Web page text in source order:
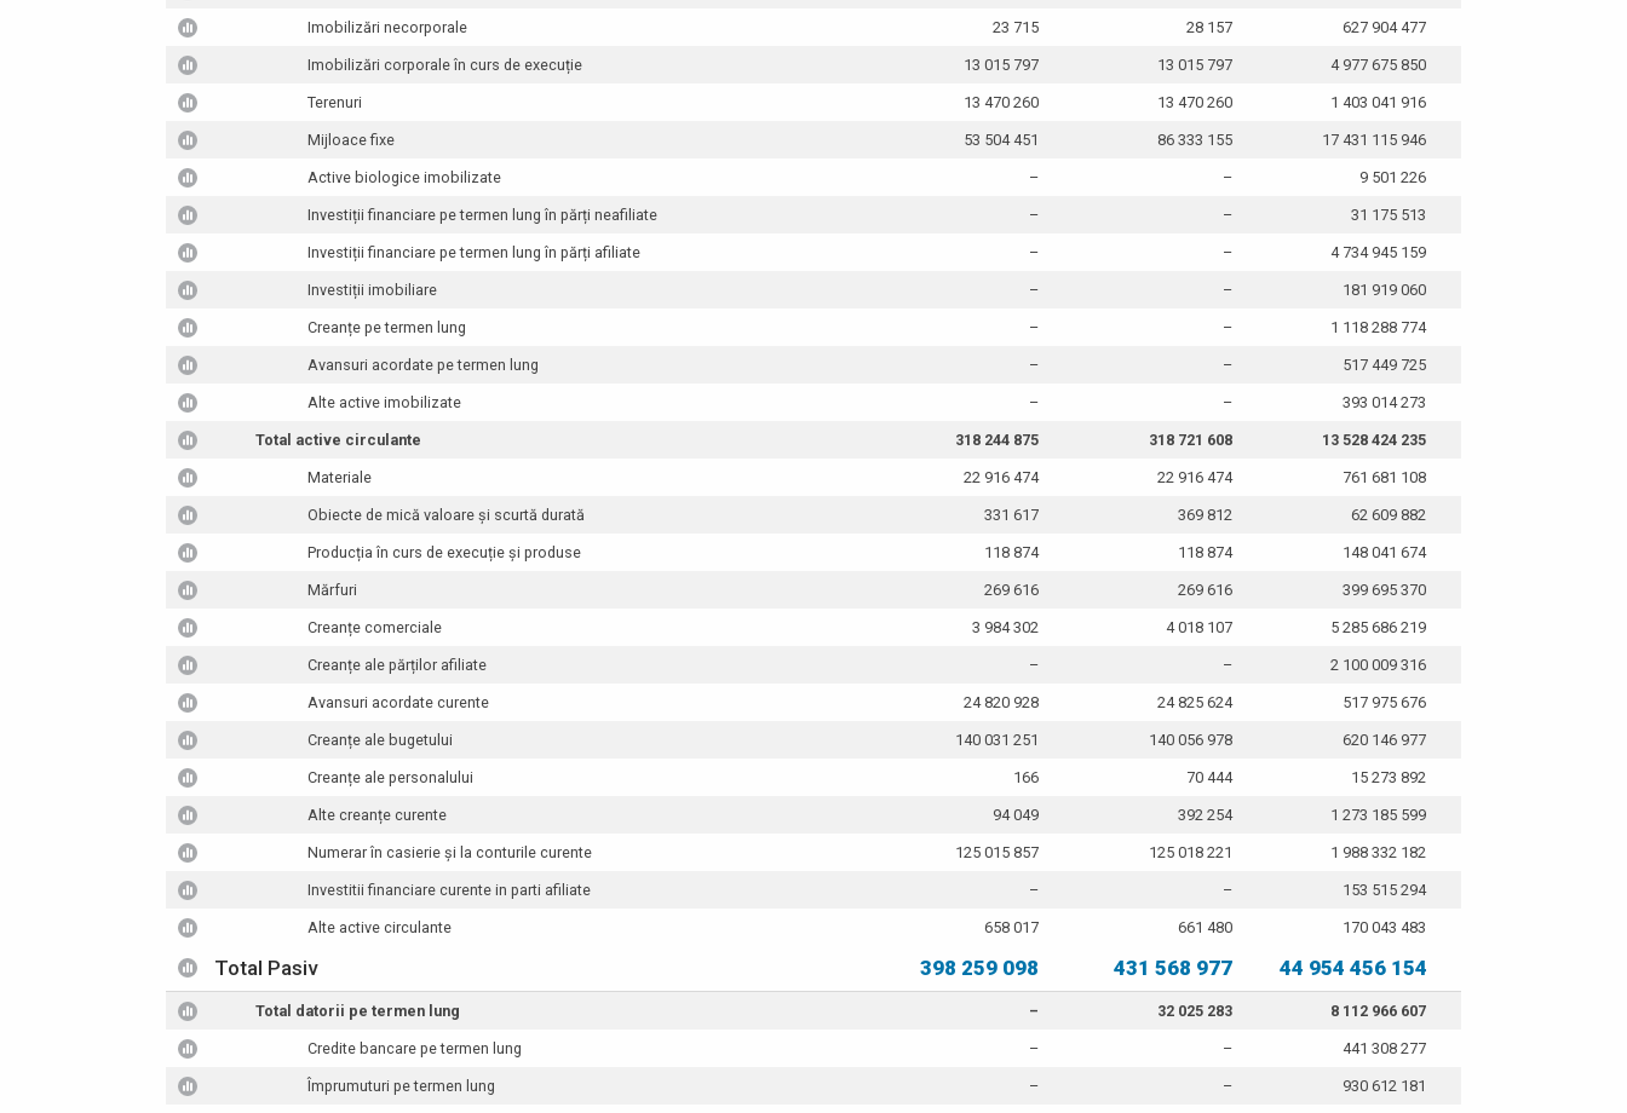
Imobilizări necorporale 23 715 28 157 627 904 477
Imobilizări corporale în curs de execuție 13 015 797 13 015 797 4 977 675 850
Terenuri 13 470 260 13 470 260 1 403 041 916
Mijloace fixe 53 504 451 86 333 155 17 431 115 946
Active biologice imobilizate – – 9 501 226
Investiții financiare pe termen lung în părți neafiliate – – 31 175 513
Investiții financiare pe termen lung în părți afiliate – – 4 734 945 159
Investiții imobiliare – – 181 919 060
Creanțe pe termen lung – – 1 118 288 774
Avansuri acordate pe termen lung – – 517 449 725
Alte active imobilizate – – 393 014 273
Total active circulante 318 244 875 318 721 608 13 528 424 235
Materiale 22 916 474 22 916 474 761 681 108
Obiecte de mică valoare și scurtă durată 331 617 369 812 62 609 882
Producția în curs de execuție și produse 118 874 118 874 148 041 674
Mărfuri 269 616 269 616 399 695 370
Creanțe comerciale 3 984 302 4 018 107 5 285 686 219
Creanțe ale părților afiliate – – 2 100 009 316
Avansuri acordate curente 24 820 928 24 825 624 517 975 676
Creanțe ale bugetului 140 031 251 140 056 978 620 146 977
Creanțe ale personalului 166 70 444 15 273 892
Alte creanțe curente 94 049 392 254 1 273 185 599
Numerar în casierie și la conturile curente 125 015 857 125 018 221 1 988 332 182
Investitii financiare curente in parti afiliate – – 153 515 294
Alte active circulante 658 017 661 480 170 043 483
Total Pasiv 398 259 098 431 568 977 44 954 456 154
Total datorii pe termen lung – 32 025 283 8 112 966 607
Credite bancare pe termen lung – – 441 308 277
Împrumuturi pe termen lung – – 930 612 181